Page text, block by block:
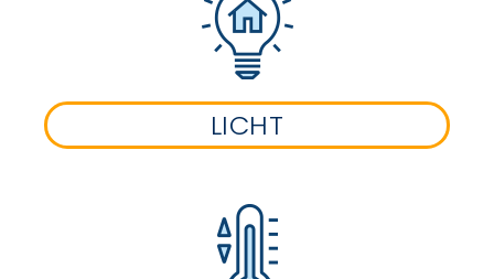
LICHT